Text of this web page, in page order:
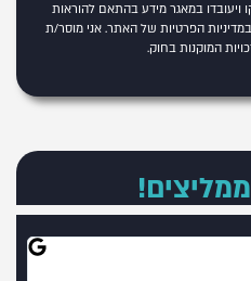
ויעובדו במאגר מידע בהתאם להוראות
במדיניות הפרטיות של האתר. אני מוסר/ת
המוקנות בחוק.